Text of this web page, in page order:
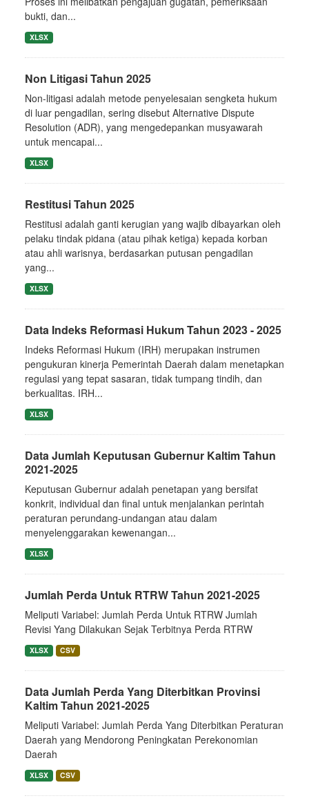
bukti, dan...
XLSX
Non Litigasi Tahun 2025
Non-litigasi adalah metode penyelesaian sengketa hukum
di luar pengadilan, sering disebut Alternative Dispute
Resolution (ADR), yang mengedepankan musyawarah
untuk mencapai...
XLSX
Restitusi Tahun 2025
Restitusi adalah ganti kerugian yang wajib dibayarkan oleh
pelaku tindak pidana (atau pihak ketiga) kepada korban
atau ahli warisnya, berdasarkan putusan pengadilan
yang...
XLSX
Data Indeks Reformasi Hukum Tahun 2023 - 2025
Indeks Reformasi Hukum (IRH) merupakan instrumen
pengukuran kinerja Pemerintah Daerah dalam menetapkan
regulasi yang tepat sasaran, tidak tumpang tindih, dan
berkualitas. IRH...
XLSX
Data Jumlah Keputusan Gubernur Kaltim Tahun
2021-2025
Keputusan Gubernur adalah penetapan yang bersifat
konkrit, individual dan final untuk menjalankan perintah
peraturan perundang-undangan atau dalam
menyelenggarakan kewenangan...
XLSX
Jumlah Perda Untuk RTRW Tahun 2021-2025
Meliputi Variabel: Jumlah Perda Untuk RTRW Jumlah
Revisi Yang Dilakukan Sejak Terbitnya Perda RTRW
XLSX CSV
Data Jumlah Perda Yang Diterbitkan Provinsi
Kaltim Tahun 2021-2025
Meliputi Variabel: Jumlah Perda Yang Diterbitkan Peraturan
Daerah yang Mendorong Peningkatan Perekonomian
Daerah
XLSX CSV